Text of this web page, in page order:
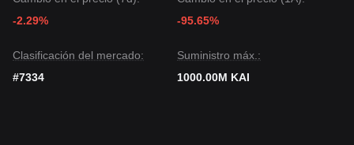
-2.29%
-95.65%
Clasificación del mercado:
#7334
Suministro máx.:
1000.00M KAI